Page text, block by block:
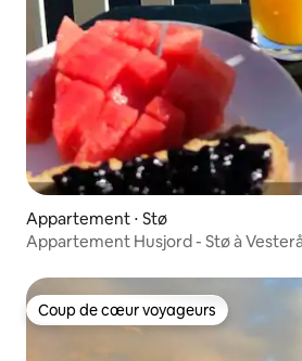
Appartement ⋅ Stø
Appartement Husjord - Stø à
Coup de cœur voyageurs
Coup de cœur voyageurs